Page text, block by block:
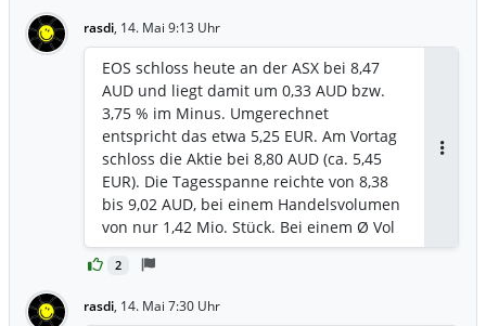
mit normalen Fahrzeugen transportiert
werden. Technologisch interessant ist
vor allem die extrem schnelle
Strahlsteuerung. Laut Unternehmen bis
zu 2.500 mal schneller als bei
konventionellen Systemen. Auf der
Hannover Messe 2026 hat INLEAP zudem
eine Partnerschaft mit Stark
angekündigt. Laut VDI Nachrichten soll
das System theoretisch bis zu 300
Angreifer pro Minute abfangen können
Einsatz in der Ukraine vorbereitet.
rasdi, 14. Mai 9:13 Uhr
2
EOS schloss heute an der ASX bei 8,47
AUD und liegt damit um 0,33 AUD bzw.
3,75 % im Minus. Umgerechnet
entspricht das etwa 5,25 EUR. Am Vortag
schloss die Aktie bei 8,80 AUD (ca. 5,45
EUR). Die Tagesspanne reichte von 8,38
bis 9,02 AUD, bei einem Handelsvolumen
von nur 1,42 Mio. Stück. Bei einem Ø Vol
(90T) von 3,65 Mio. war der Handel mit
nur 39 % des Durchschnitts erneut
10,01 am 5. Mai hat EOS nun rund 15,4 %
rasdi, 14. Mai 7:30 Uhr